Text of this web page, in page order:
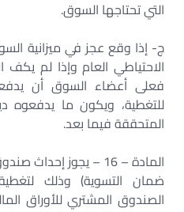
التي تحتاجها السوق.
ج- إذا وقع عجز في ميزانية
الاحتياطي العام وإذا لم يكف
فعلى أعضاء السوق أن
للتغطية، ويكون ما يدفعوه
المتحققة فيما بعد.
المادة – 16 – يجوز
ضمان التسوية) وذلك
الصندوق المشتري للأوراق